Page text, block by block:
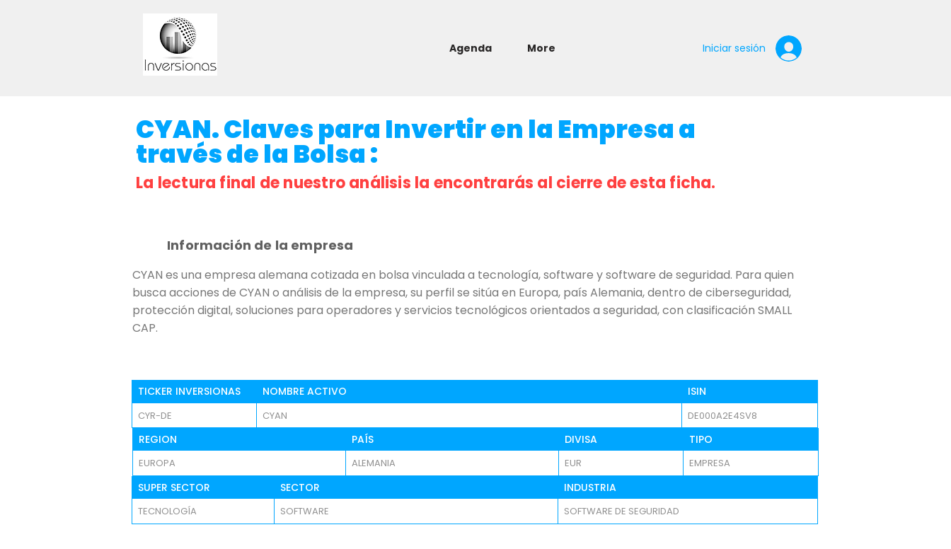
Agenda More Iniciar sesión
CYAN. Claves para Invertir en la Empresa a
través de la Bolsa :
La lectura final de nuestro análisis la encontrarás al cierre de esta ficha.
Información de la empresa
CYAN es una empresa alemana cotizada en bolsa vinculada a tecnología, software y software de seguridad. Para quien
busca acciones de CYAN o análisis de la empresa, su perfil se sitúa en Europa, país Alemania, dentro de ciberseguridad,
protección digital, soluciones para operadores y servicios tecnológicos orientados a seguridad, con clasificación SMALL
CAP.
TICKER INVERSIONAS NOMBRE ACTIVO ISIN
CYR-DE CYAN DE000A2E4SV8
REGION PAÍS DIVISA TIPO
EUROPA ALEMANIA EUR EMPRESA
SUPER SECTOR SECTOR INDUSTRIA
TECNOLOGÍA SOFTWARE SOFTWARE DE SEGURIDAD